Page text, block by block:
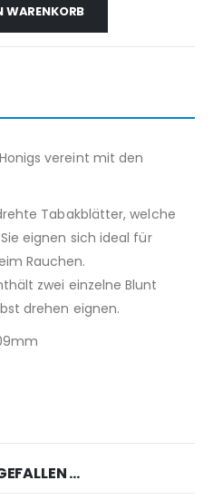
WARENKORB
vereint mit den
Tabakblätter, welche
eignen sich ideal für
Rauchen.
zwei einzelne Blunt
drehen eignen.
…